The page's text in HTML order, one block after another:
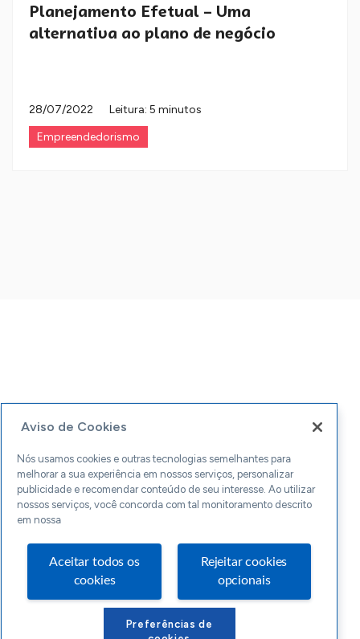
Planejamento Efetual – Uma
alternativa ao plano de negócio
28/07/2022
Leitura: 5 minutos
Empreendedorismo
Aviso de Cookies
Nós usamos cookies e outras tecnologias semelhantes para
melhorar a sua experiência em nossos serviços, personalizar
publicidade e recomendar conteúdo de seu interesse. Ao utilizar
nossos serviços, você concorda com tal monitoramento descrito
em nossa
Aceitar todos os
cookies
Rejeitar cookies
opcionais
Preferências de